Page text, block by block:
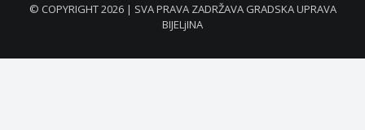
© COPYRIGHT 2026 | SVA PRAVA ZADRŽAVA GRADSKA UPRAVA
BIJELjINA